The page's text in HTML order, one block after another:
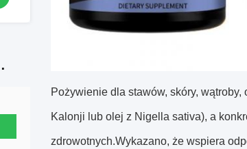
NAMI
Pożywienie dla stawów, skóry,
Kalonji lub olej z Nigella sativa), a
zdrowotnych.Wykazano, że wspiera